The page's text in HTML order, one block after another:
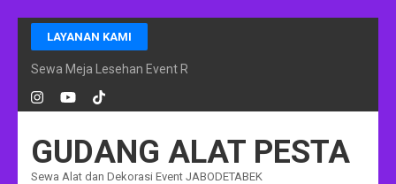
Lompat
ke
konten
(Tekan
Enter)
LAYANAN KAMI
Sewa Meja Lesehan Event Ramadhan Jakarta
GUDANG ALAT PESTA
Sewa Alat dan Dekorasi Event JABODETABEK